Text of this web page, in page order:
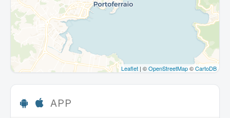
Leaflet | ©OpenStreetMap©CartoDB
APP